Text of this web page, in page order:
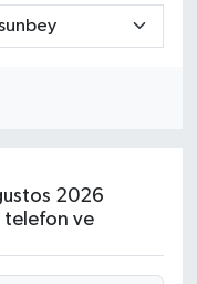
2026
telefon ve